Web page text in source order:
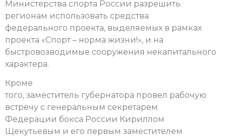
Министерства спорта России разрешить
регионам использовать средства
федерального проекта, выделяемых в рамках
проекта «Спорт – норма жизни!», и на
быстровозводимые сооружения некапитального
характера.
Кроме
того, заместитель губернатора провел рабочую
встречу с генеральным секретарем
Федерации бокса России Кириллом
Щекутьевым и его первым заместителем